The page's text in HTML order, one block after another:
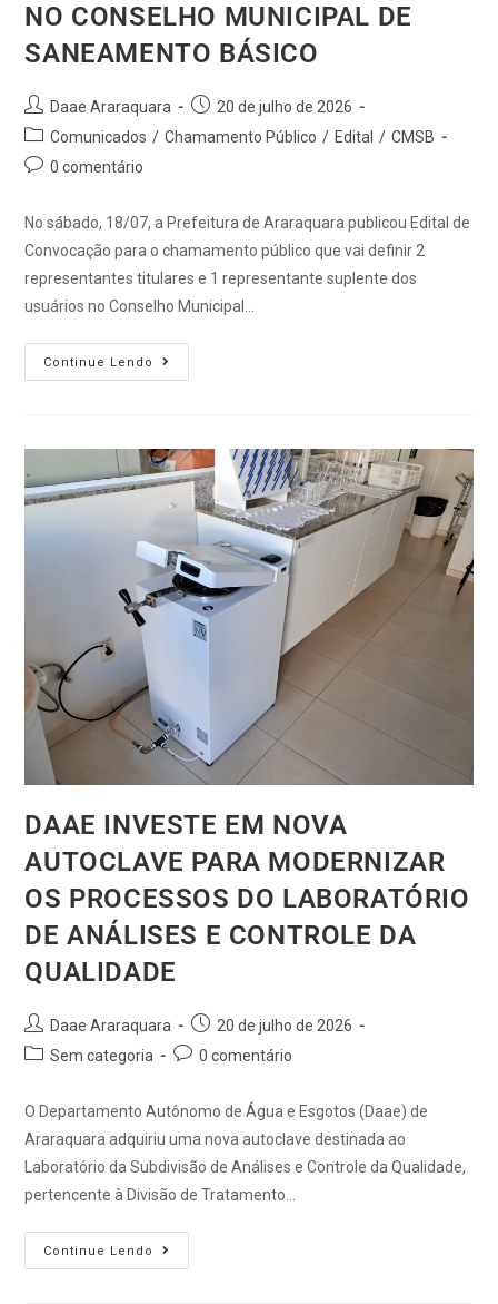
NO CONSELHO MUNICIPAL DE
SANEAMENTO BÁSICO
Daae Araraquara
20 de julho de 2026
Comunicados / Chamamento Público / Edital / CMSB
0 comentário
No sábado, 18/07, a Prefeitura de Araraquara publicou Edital de
Convocação para o chamamento público que vai definir 2
representantes titulares e 1 representante suplente dos
usuários no Conselho Municipal…
Continue Lendo
DAAE INVESTE EM NOVA
AUTOCLAVE PARA MODERNIZAR
OS PROCESSOS DO LABORATÓRIO
DE ANÁLISES E CONTROLE DA
QUALIDADE
Daae Araraquara
20 de julho de 2026
Sem categoria
0 comentário
O Departamento Autônomo de Água e Esgotos (Daae) de
Araraquara adquiriu uma nova autoclave destinada ao
Laboratório da Subdivisão de Análises e Controle da Qualidade,
pertencente à Divisão de Tratamento…
Continue Lendo